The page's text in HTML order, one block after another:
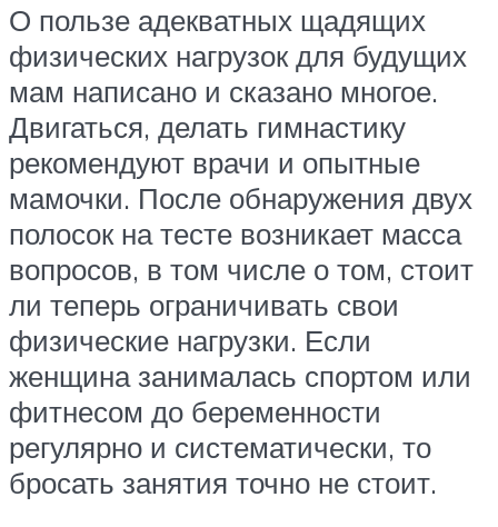
О пользе адекватных щадящих
физических нагрузок для будущих
мам написано и сказано многое.
Двигаться, делать гимнастику
рекомендуют врачи и опытные
мамочки. После обнаружения двух
полосок на тесте возникает масса
вопросов, в том числе о том, стоит
ли теперь ограничивать свои
физические нагрузки. Если
женщина занималась спортом или
фитнесом до беременности
регулярно и систематически, то
бросать занятия точно не стоит.